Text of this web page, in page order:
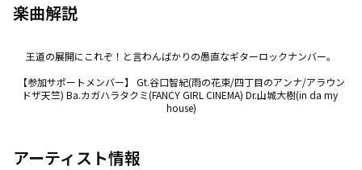
楽曲解説
王道の展開にこれぞ！と言わんばかりの愚直なギターロックナンバー。
【参加サポートメンバー】 Gt.谷口智紀(雨の花束/四丁目のアンナ/アラウン
ドザ天竺) Ba.カガハラタクミ(FANCY GIRL CINEMA) Dr.山城大樹(in da my
house)
アーティスト情報